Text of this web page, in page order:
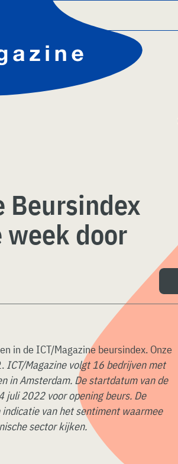
Beursindex
door
in de ICT/Magazine beursindex. Onze
ICT/Magazine volgt 16 bedrijven met
in Amsterdam. De startdatum van de
juli 2022 voor opening beurs. De
van het sentiment waarmee
sector kijken.